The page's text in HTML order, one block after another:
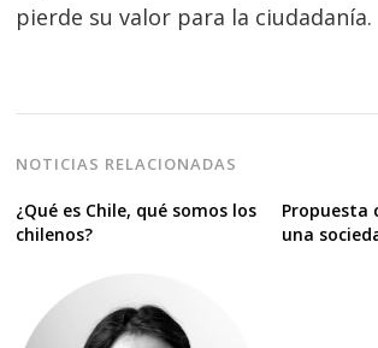
pierde su valor para la ciudadanía.
NOTICIAS RELACIONADAS
¿Qué es Chile, qué somos los
chilenos?
Propuesta
una